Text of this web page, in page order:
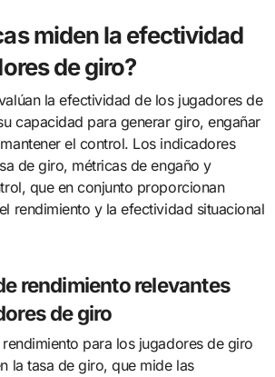
miden la efectividad
de giro?
la efectividad de los jugadores de
capacidad para generar giro, engañar
el control. Los indicadores
de giro, métricas de engaño y
que en conjunto proporcionan
rendimiento y la efectividad situacional
rendimiento relevantes
de giro
para los jugadores de giro
la tasa de giro, que mide las